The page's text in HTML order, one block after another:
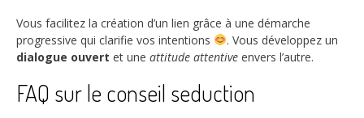
Vous facilitez la création d’un lien grâce à une démarche
progressive qui clarifie vos intentions
. Vous développez un
dialogue ouvert et une attitude attentive envers l’autre.
FAQ sur le conseil seduction